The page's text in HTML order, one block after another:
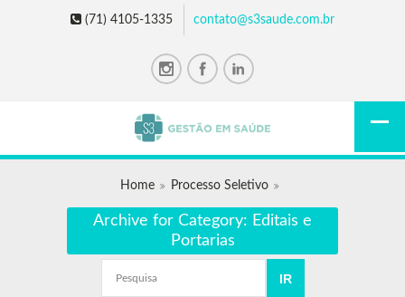
(71) 4105-1335 contato@s3saude.com.br
Home Processo Seletivo
Archive for Category: Editais e
Portarias